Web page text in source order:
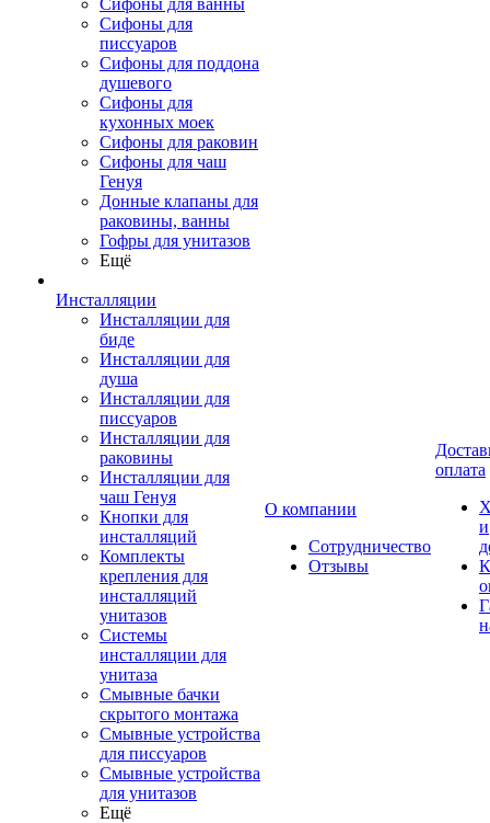
Сифоны для ванны
Сифоны для
писсуаров
Сифоны для поддона
душевого
Сифоны для
кухонных моек
Сифоны для раковин
Сифоны для чаш
Генуя
Донные клапаны для
раковины, ванны
Гофры для унитазов
Ещё
Инсталляции
Инсталляции для
биде
Инсталляции для
душа
Инсталляции для
писсуаров
Инсталляции для
раковины
Инсталляции для
чаш Генуя
Кнопки для
инсталляций
Комплекты
крепления для
инсталляций
унитазов
Системы
инсталляции для
унитаза
Смывные бачки
скрытого монтажа
Смывные устройства
для писсуаров
Смывные устройства
для унитазов
Ещё
О компании
Сотрудничество
Отзывы
оплата
и